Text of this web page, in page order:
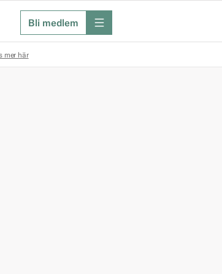
Bli medlem meny
mer här